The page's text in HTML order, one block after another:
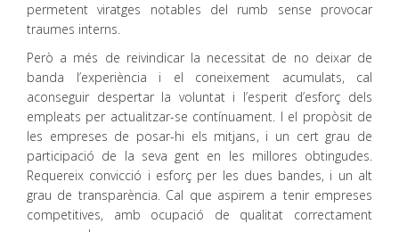
permetent viratges notables del rumb sense provocar
traumes interns.
Però a més de reivindicar la necessitat de no deixar de
banda l’experiència i el coneixement acumulats, cal
aconseguir despertar la voluntat i l’esperit d’esforç dels
empleats per actualitzar-se contínuament. I el propòsit de
les empreses de posar-hi els mitjans, i un cert grau de
participació de la seva gent en les millores obtingudes.
Requereix convicció i esforç per les dues bandes, i un alt
grau de transparència. Cal que aspirem a tenir empreses
competitives, amb ocupació de qualitat correctament